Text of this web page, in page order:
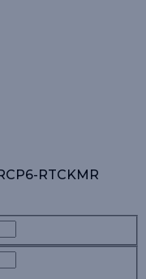
RTCKMR